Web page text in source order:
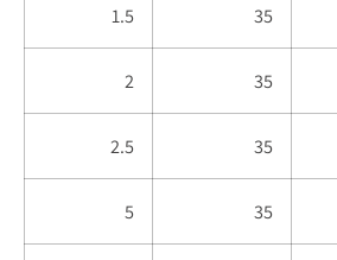
35
1.5
35
2
35
2.5
35
5